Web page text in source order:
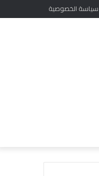
سياسة الخصوصية